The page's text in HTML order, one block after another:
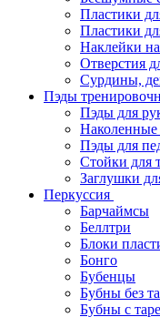
Пластики
Пластики
Наклейки
Отверстия
Сурдины,
Пэды
Пэды для
Пэды для
Стойки для
Заглушки
Перкуссия
Барчаймсы
Беллтри
Блоки
Бонго
Бубенцы
Бубны без
Бубны с